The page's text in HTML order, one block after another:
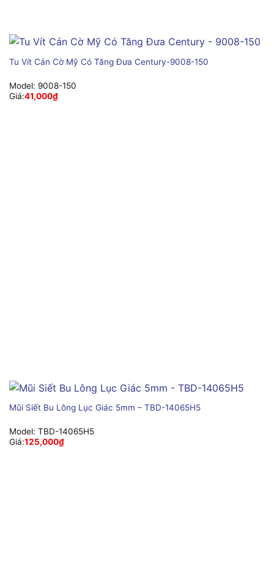
Tu Vít Cán Cờ Mỹ Có Tăng Đưa Century-9008-150
Model: 9008-150
Giá:41,000₫
Mũi Siết Bu Lông Lục Giác 5mm – TBD-14065H5
Model: TBD-14065H5
Giá:125,000₫